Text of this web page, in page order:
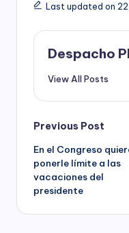
Last updated on 22
Despacho
View All Posts
Post
Previous Post
En el Congreso
ponerle límite a las
vacaciones del
presidente